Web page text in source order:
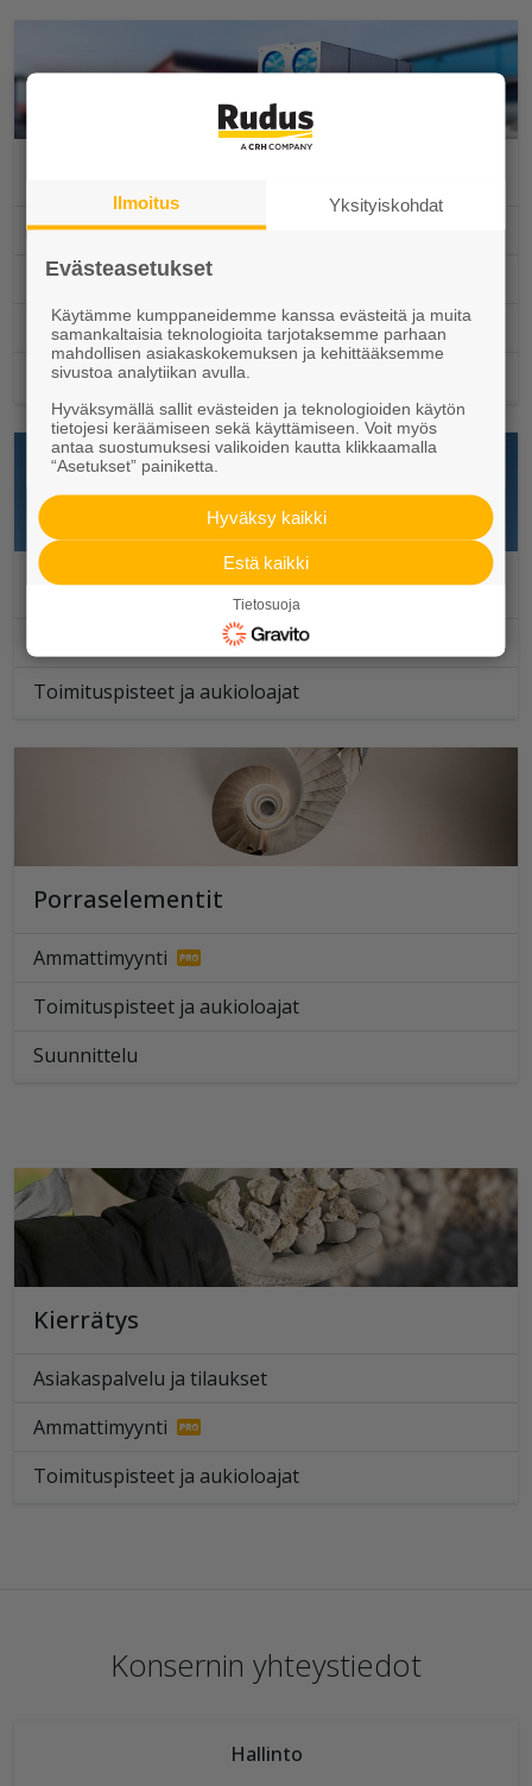
Ammattimyynti
Toimituspisteet ja aukioloajat
Suunnittelu
Työmaapalvelut
Julkisivuelementit
Toimituspisteet ja aukioloajat
Porraselementit
Ammattimyynti
Toimituspisteet ja aukioloajat
Suunnittelu
Kierrätys
Asiakaspalvelu ja tilaukset
Ammattimyynti
Toimituspisteet ja aukioloajat
Konsernin yhteystiedot
Hallinto
Ilmoitus Yksityiskohdat
Evästeasetukset
Käytämme kumppaneidemme kanssa evästeitä ja muita
samankaltaisia teknologioita tarjotaksemme parhaan
mahdollisen asiakaskokemuksen ja kehittääksemme
sivustoa analytiikan avulla.
Hyväksymällä sallit evästeiden ja teknologioiden käytön
tietojesi keräämiseen sekä käyttämiseen. Voit myös
antaa suostumuksesi valikoiden kautta klikkaamalla
“Asetukset” painiketta.
Hyväksy kaikki
Estä kaikki
Tietosuoja